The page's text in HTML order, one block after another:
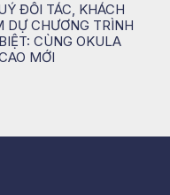
ĐỐI TÁC, KHÁCH
DỰ CHƯƠNG TRÌNH
CÙNG OKULA
MỚI